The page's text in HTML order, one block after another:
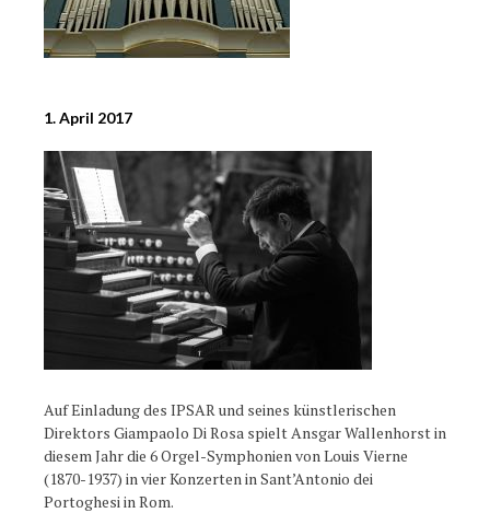
1. April 2017
Auf Einladung des IPSAR und seines künstlerischen
Direktors Giampaolo Di Rosa spielt Ansgar Wallenhorst in
diesem Jahr die 6 Orgel-Symphonien von Louis Vierne
(1870-1937) in vier Konzerten in Sant’Antonio dei
Portoghesi in Rom.